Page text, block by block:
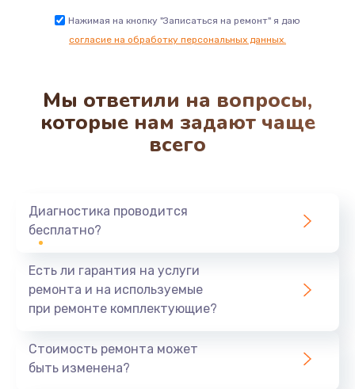
Нажимая на кнопку "Записаться на ремонт" я даю
согласие на обработку персональных данных.
Мы ответили на вопросы,
которые нам задают чаще
всего
Диагностика проводится
бесплатно?
Есть ли гарантия на услуги
ремонта и на используемые
при ремонте комплектующие?
Стоимость ремонта может
быть изменена?